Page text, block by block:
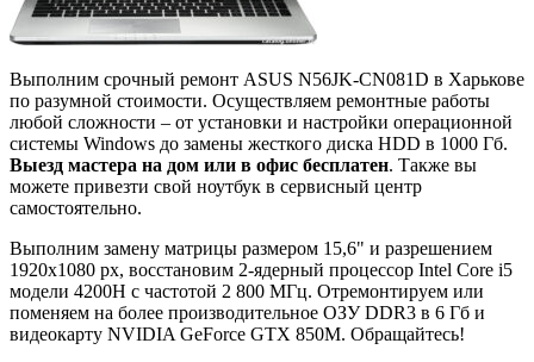
Выполним срочный ремонт ASUS N56JK-CN081D в Харькове
по разумной стоимости. Осуществляем ремонтные работы
любой сложности – от установки и настройки операционной
системы Windows до замены жесткого диска HDD в 1000 Гб.
Выезд мастера на дом или в офис бесплатен. Также вы
можете привезти свой ноутбук в сервисный центр
самостоятельно.
Выполним замену матрицы размером 15,6" и разрешением
1920x1080 px, восстановим 2-ядерный процессор Intel Core i5
модели 4200H с частотой 2 800 МГц. Отремонтируем или
поменяем на более производительное ОЗУ DDR3 в 6 Гб и
видеокарту NVIDIA GeForce GTX 850M. Обращайтесь!